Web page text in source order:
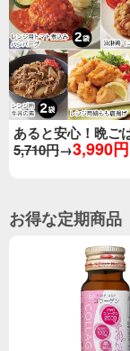
あると安心！晩ご
5,710円→3,990円
お得な定期商品